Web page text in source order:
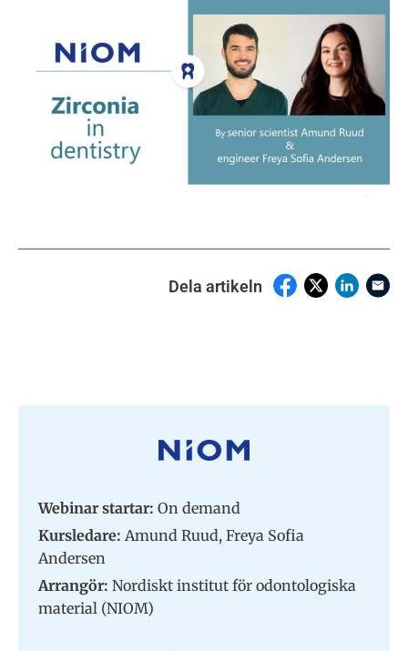
Dela artikeln
Webinar startar: On demand
Kursledare: Amund Ruud, Freya Sofia
Andersen
Arrangör: Nordiskt institut för odontologiska
material (NIOM)